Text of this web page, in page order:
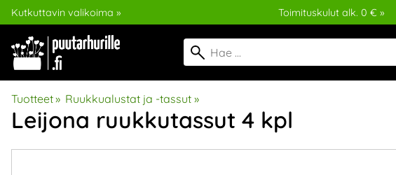
Kutkuttavin valikoima » Toimituskulut alk. 0 € »
Tuotteet‪» Ruukkualustat ja -tassut ‪»
Leijona ruukkutassut 4 kpl